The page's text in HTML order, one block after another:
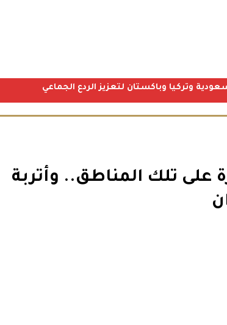
وتركيا وباكستان لتعزيز الردع الجماعي
على تلك المناطق.. وأتربة